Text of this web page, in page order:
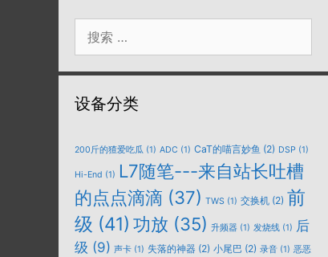
索：
设备分类
200斤的猹爱吃瓜 (1) ADC (1) CaT的喵言妙鱼 (2) DSP (1)
Hi-End (1) L7随笔---来自站长吐槽
的点点滴滴 (37) TWS (1) 交换机 (2) 前
级 (41) 功放 (35) 升频器 (1) 发烧线 (1) 后
级 (9) 声卡 (1) 失落的神器 (2) 小尾巴 (2) 录音 (1) 恶恶